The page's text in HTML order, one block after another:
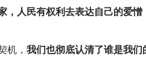
人民有权利去表达自己的爱憎
机， 我们也彻底认清了谁是我们